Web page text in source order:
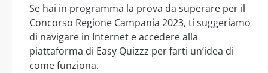
Se hai in programma la prova da superare per il
Concorso Regione Campania 2023, ti suggeriamo
di navigare in Internet e accedere alla
piattaforma di Easy Quizzz per farti un’idea di
come funziona.